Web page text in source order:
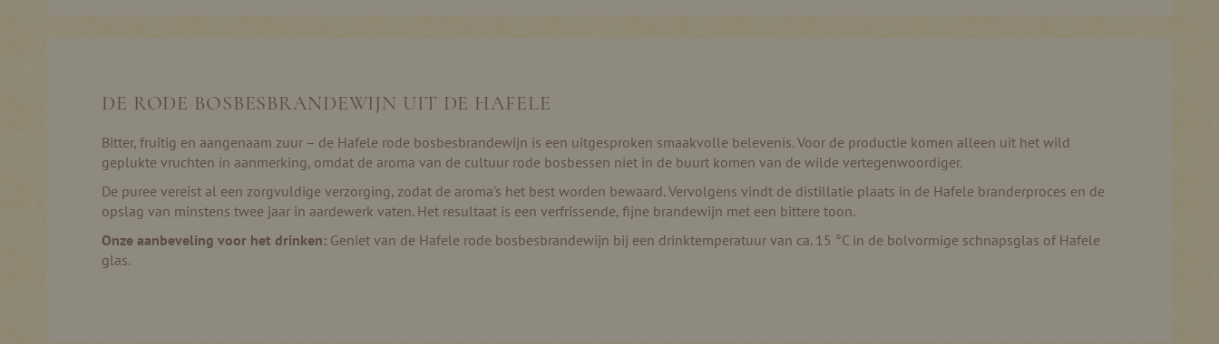
afbeeldingen-DE RODE BOSBESBRANDEWIJN UIT DE HAFELE
Bitter, fruitig en aangenaam zuur – de Hafele rode bosbesbrandewijn is een uitgesproken smaakvolle belevenis. Voor de productie komen alleen uit het wild
geplukte vruchten in aanmerking, omdat de aroma van de cultuur rode bosbessen niet in de buurt komen van de wilde vertegenwoordiger.
De puree vereist al een zorgvuldige verzorging, zodat de aroma's het best worden bewaard. Vervolgens vindt de distillatie plaats in de Hafele branderproces en de
opslag van minstens twee jaar in aardewerk vaten. Het resultaat is een verfrissende, fijne brandewijn met een bittere toon.
Onze aanbeveling voor het drinken: Geniet van de Hafele rode bosbesbrandewijn bij een drinktemperatuur van ca. 15 °C in de bolvormige schnapsglas of Hafele
glas.